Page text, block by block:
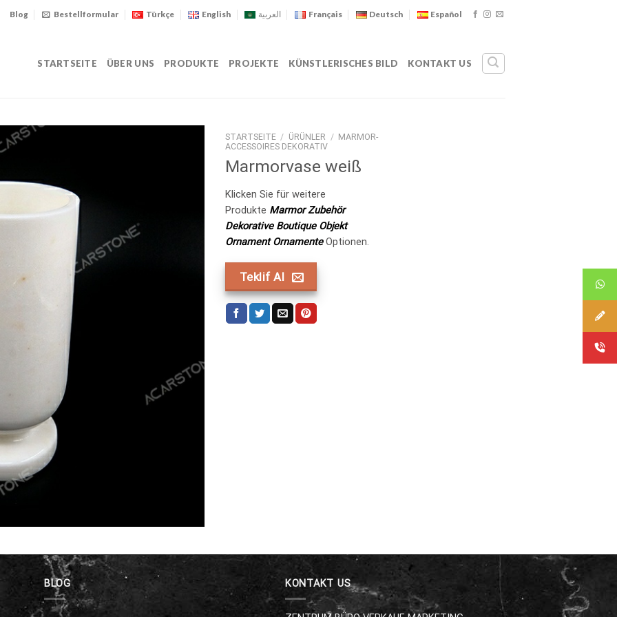
Blog Bestellformular Türkçe English العربية Français Deutsch Español
STARTSEITE ÜBER UNS PRODUKTE PROJEKTE KÜNSTLERISCHES BILD KONTAKT US
STARTSEITE / ÜRÜNLER / MARMOR-
ACCESSOIRES DEKORATIV
Marmorvase weiß
Klicken Sie für weitere
Produkte Marmor Zubehör
Dekorative Boutique Objekt
Ornament OrnamenteOptionen.
Teklif Al
BLOG KONTAKT US